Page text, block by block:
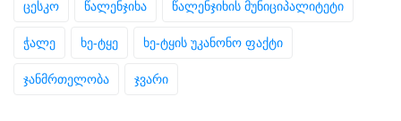
ცესკო წალენჯიხა წალენჯიხის მუნიციპალიტეტი
ჭალე ხე-ტყე ხე-ტყის უკანონო ფაქტი
ჯანმრთელობა ჯვარი